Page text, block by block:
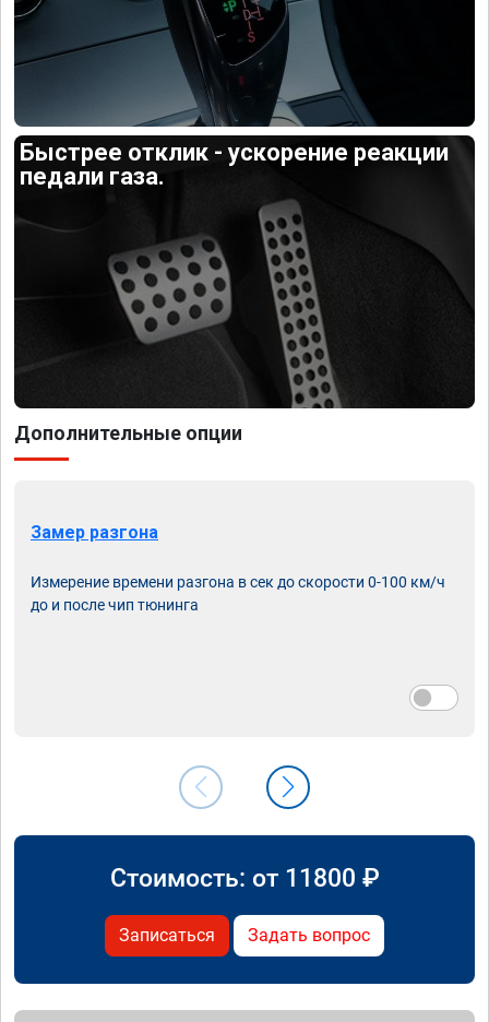
Быстрее отклик - ускорение реакции
педали газа.
Дополнительные опции
Замер разгона
Измерение времени разгона в сек до скорости 0-100 км/ч
до и после чип тюнинга
Стоимость: от 11800 ₽
Записаться Задать вопрос